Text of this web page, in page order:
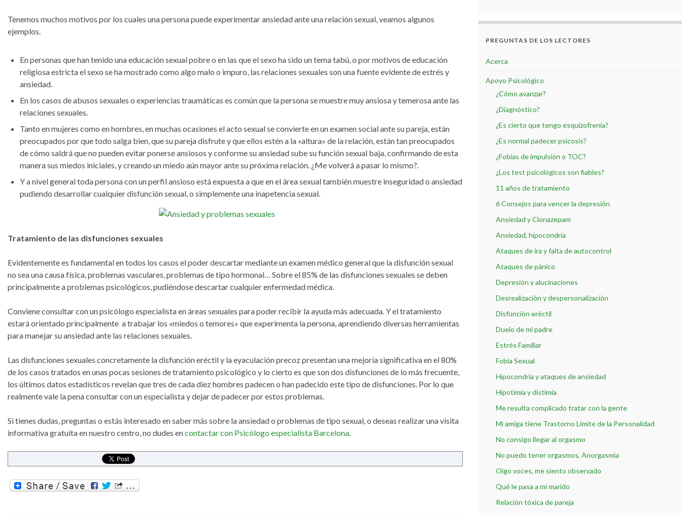
Tenemos muchos motivos por los cuales una persona puede experimentar ansiedad ante una relación sexual, veamos algunos
ejemplos.
En personas que han tenido una educación sexual pobre o en las que el sexo ha sido un tema tabú, o por motivos de educación
religiosa estricta el sexo se ha mostrado como algo malo o impuro, las relaciones sexuales son una fuente evidente de estrés y
ansiedad.
En los casos de abusos sexuales o experiencias traumáticas es común que la persona se muestre muy ansiosa y temerosa ante las
relaciones sexuales.
Tanto en mujeres como en hombres, en muchas ocasiones el acto sexual se convierte en un examen social ante su pareja, están
preocupados por que todo salga bien, que su pareja disfrute y que ellos estén a la «altura» de la relación, están tan preocupados
de cómo saldrá que no pueden evitar ponerse ansiosos y conforme su ansiedad sube su función sexual baja, confirmando de esta
manera sus miedos iniciales, y creando un miedo aún mayor ante su próxima relación. ¿Me volverá a pasar lo mismo?.
Y a nivel general toda persona con un perfil ansioso está expuesta a que en el área sexual también muestre inseguridad o ansiedad
pudiendo desarrollar cualquier disfunción sexual, o simplemente una inapetencia sexual.
Tratamiento de las disfunciones sexuales
Evidentemente es fundamental en todos los casos el poder descartar mediante un examen médico general que la disfunción sexual
no sea una causa física, problemas vasculares, problemas de tipo hormonal… Sobre el 85% de las disfunciones sexuales se deben
principalmente a problemas psicológicos, pudiéndose descartar cualquier enfermedad médica.
Conviene consultar con un psicólogo especialista en áreas sexuales para poder recibir la ayuda más adecuada. Y el tratamiento
estará orientado principalmente a trabajar los «miedos o temores» que experimenta la persona, aprendiendo diversas herramientas
para manejar su ansiedad ante las relaciones sexuales.
Las disfunciones sexuales concretamente la disfunción eréctil y la eyaculación precoz presentan una mejoría significativa en el 80%
de los casos tratados en unas pocas sesiones de tratamiento psicológico y lo cierto es que son dos disfunciones de lo más frecuente,
los últimos datos estadísticos revelan que tres de cada diez hombres padecen o han padecido este tipo de disfunciones. Por lo que
realmente vale la pena consultar con un especialista y dejar de padecer por estos problemas.
Si tienes dudas, preguntas o estás interesado en saber más sobre la ansiedad o problemas de tipo sexual, o deseas realizar una visita
informativa gratuita en nuestro centro, no dudes encontactar con Psicólogo especialista Barcelona.
PREGUNTAS DE LOS LECTORES
Acerca
Apoyo Psicológico
¿Cómo avanzar?
¿Diagnóstico?
¿Es cierto que tengo esquizofrenia?
¿Es normal padecer psicosis?
¿Fobias de impulsión o TOC?
¿Los test psicológicos son fiables?
11 años de tratamiento
6 Consejos para vencer la depresión
Ansiedad y Clonazepam
Ansiedad, hipocondria
Ataques de ira y falta de autocontrol
Ataques de pánico
Depresión y alucinaciones
Desrealización y despersonalización
Disfunción eréctil
Duelo de mi padre
Estrés Familiar
Fobia Sexual
Hipocondría y ataques de ansiedad
Hipotimia y distimia
Me resulta complicado tratar con la gente
Mi amiga tiene Trastorno Límite de la Personalidad
No consigo llegar al orgasmo
No puedo tener orgasmos, Anorgasmia
Oigo voces, me siento observado
Qué le pasa a mi marido
Relación tóxica de pareja